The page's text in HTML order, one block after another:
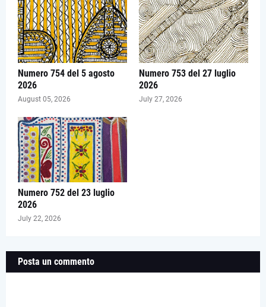
Numero 754 del 5 agosto
2026
August 05, 2026
Numero 753 del 27 luglio
2026
July 27, 2026
Numero 752 del 23 luglio
2026
July 22, 2026
Posta un commento